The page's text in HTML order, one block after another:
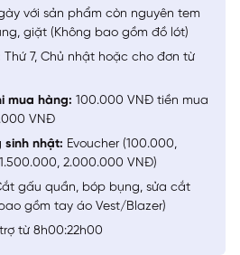
với sản phẩm còn nguyên tem
giặt (Không bao gồm đồ lót)
Thứ 7, Chủ nhật hoặc cho đơn từ
mua hàng: 100.000 VNĐ tiền mua
VNĐ
sinh nhật: Evoucher (100.000,
2.000.000 VNĐ)
gấu quần, bóp bụng, sửa cắt
gồm tay áo Vest/Blazer)
từ 8h00:22h00